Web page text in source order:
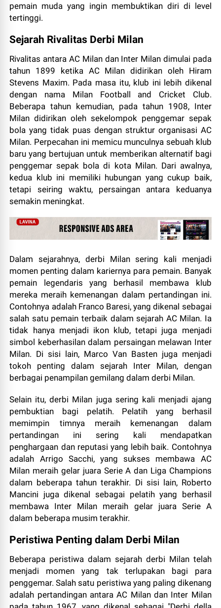
pemain muda yang ingin membuktikan diri di level
tertinggi.
Sejarah Rivalitas Derbi Milan
Rivalitas antara AC Milan dan Inter Milan dimulai pada
tahun 1899 ketika AC Milan didirikan oleh Hiram
Stevens Maxim. Pada masa itu, klub ini lebih dikenal
dengan nama Milan Football and Cricket Club.
Beberapa tahun kemudian, pada tahun 1908, Inter
Milan didirikan oleh sekelompok penggemar sepak
bola yang tidak puas dengan struktur organisasi AC
Milan. Perpecahan ini memicu munculnya sebuah klub
baru yang bertujuan untuk memberikan alternatif bagi
penggemar sepak bola di kota Milan. Dari awalnya,
kedua klub ini memiliki hubungan yang cukup baik,
tetapi seiring waktu, persaingan antara keduanya
semakin meningkat.
Dalam sejarahnya, derbi Milan sering kali menjadi
momen penting dalam kariernya para pemain. Banyak
pemain legendaris yang berhasil membawa klub
mereka meraih kemenangan dalam pertandingan ini.
Contohnya adalah Franco Baresi, yang dikenal sebagai
salah satu pemain terbaik dalam sejarah AC Milan. Ia
tidak hanya menjadi ikon klub, tetapi juga menjadi
simbol keberhasilan dalam persaingan melawan Inter
Milan. Di sisi lain, Marco Van Basten juga menjadi
tokoh penting dalam sejarah Inter Milan, dengan
berbagai penampilan gemilang dalam derbi Milan.
Selain itu, derbi Milan juga sering kali menjadi ajang
pembuktian bagi pelatih. Pelatih yang berhasil
memimpin timnya meraih kemenangan dalam
pertandingan ini sering kali mendapatkan
penghargaan dan reputasi yang lebih baik. Contohnya
adalah Arrigo Sacchi, yang sukses membawa AC
Milan meraih gelar juara Serie A dan Liga Champions
dalam beberapa tahun terakhir. Di sisi lain, Roberto
Mancini juga dikenal sebagai pelatih yang berhasil
membawa Inter Milan meraih gelar juara Serie A
dalam beberapa musim terakhir.
Peristiwa Penting dalam Derbi Milan
Beberapa peristiwa dalam sejarah derbi Milan telah
menjadi momen yang tak terlupakan bagi para
penggemar. Salah satu peristiwa yang paling dikenang
adalah pertandingan antara AC Milan dan Inter Milan